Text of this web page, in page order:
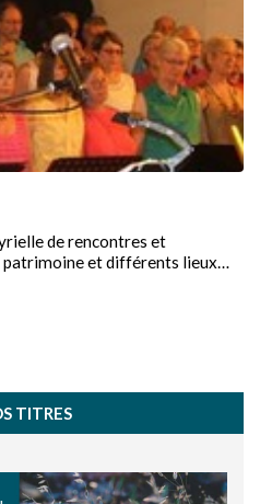
de rencontres et
et différents lieux
et Nord-Vaucluse.
TITRES